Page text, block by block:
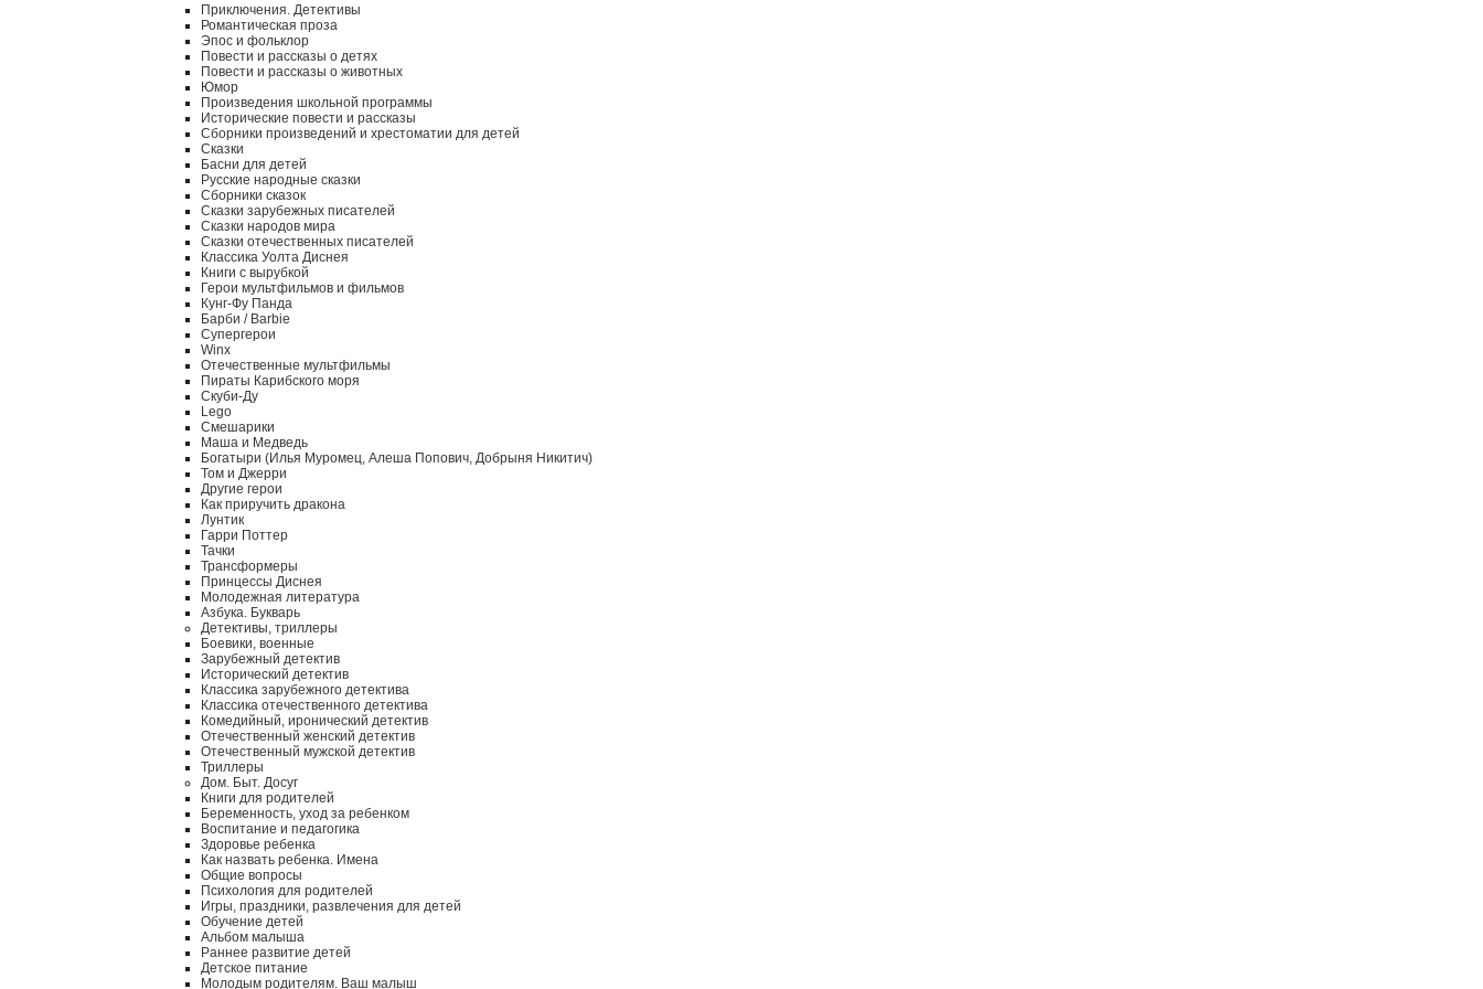
Приключения. Детективы
Романтическая проза
Эпос и фольклор
Повести и рассказы о детях
Повести и рассказы о животных
Юмор
Произведения школьной программы
Исторические повести и рассказы
Сборники произведений и хрестоматии для детей
Сказки
Басни для детей
Русские народные сказки
Сборники сказок
Сказки зарубежных писателей
Сказки народов мира
Сказки отечественных писателей
Классика Уолта Диснея
Книги с вырубкой
Герои мультфильмов и фильмов
Кунг-Фу Панда
Барби / Barbie
Супергерои
Winx
Отечественные мультфильмы
Пираты Карибского моря
Скуби-Ду
Lego
Смешарики
Маша и Медведь
Богатыри (Илья Муромец, Алеша Попович, Добрыня Никитич)
Том и Джерри
Другие герои
Как приручить дракона
Лунтик
Гарри Поттер
Тачки
Трансформеры
Принцессы Диснея
Молодежная литература
Азбука. Букварь
Детективы, триллеры
Боевики, военные
Зарубежный детектив
Исторический детектив
Классика зарубежного детектива
Классика отечественного детектива
Комедийный, иронический детектив
Отечественный женский детектив
Отечественный мужской детектив
Триллеры
Дом. Быт. Досуг
Книги для родителей
Беременность, уход за ребенком
Воспитание и педагогика
Здоровье ребенка
Как назвать ребенка. Имена
Общие вопросы
Психология для родителей
Игры, праздники, развлечения для детей
Обучение детей
Альбом малыша
Раннее развитие детей
Детское питание
Молодым родителям. Ваш малыш